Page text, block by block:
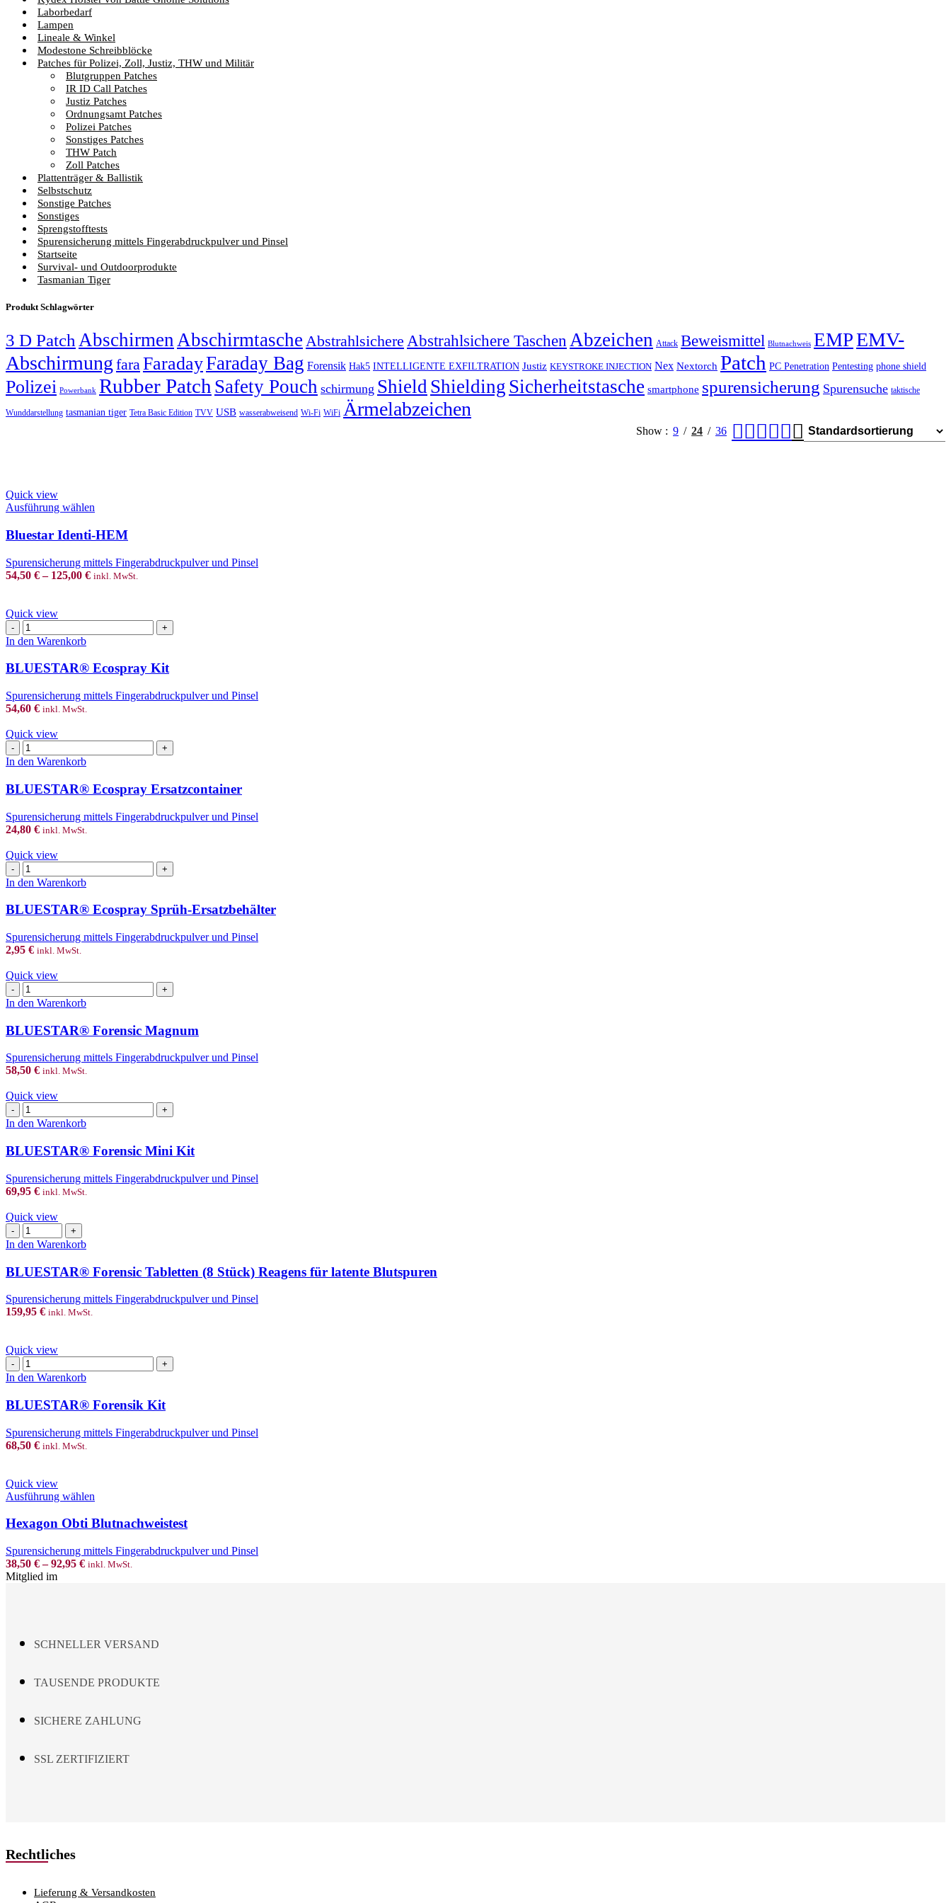
Laborbedarf
Lampen
Lineale & Winkel
Modestone Schreibblöcke
Patches für Polizei, Zoll, Justiz, THW und Militär
Blutgruppen Patches
IR ID Call Patches
Justiz Patches
Ordnungsamt Patches
Polizei Patches
Sonstiges Patches
THW Patch
Zoll Patches
Plattenträger & Ballistik
Selbstschutz
Sonstige Patches
Sonstiges
Sprengstofftests
Spurensicherung mittels Fingerabdruckpulver und Pinsel
Startseite
Survival- und Outdoorprodukte
Tasmanian Tiger
Produkt Schlagwörter
3 D Patch AbschirmenAbschirmtasche Abstrahlsichere Abstrahlsichere TaschenAbzeichen Attack Beweismittel Blutnachweis EMPEMV-
Abschirmung faraFaradayFaraday Bag Forensik Hak5 INTELLIGENTE EXFILTRATION Justiz KEYSTROKE INJECTION Nex Nextorch Patch PC Penetration Pentesting phone shield
Polizei Powerbank Rubber Patch Safety Pouch schirmung ShieldShielding Sicherheitstasche smartphone spurensicherung Spurensuche taktische
Wunddarstellung tasmanian tiger Tetra Basic Edition TVV USB wasserabweisend Wi-Fi WiFi Ärmelabzeichen
Show 9 24 36
Quick view
Ausführung wählen
has
multiple
variants.
The
options
chosen
on
page
Bluestar Identi-HEM
Spurensicherung mittels Fingerabdruckpulver und Pinsel
54,50 €– 125,00 € inkl. MwSt.
Quick view
BLUESTAR®
Ecospray
Menge
In den Warenkorb
BLUESTAR® Ecospray Kit
Spurensicherung mittels Fingerabdruckpulver und Pinsel
54,60 € inkl. MwSt.
Quick view
BLUESTAR®
Ecospray
Menge
In den Warenkorb
BLUESTAR® Ecospray Ersatzcontainer
Spurensicherung mittels Fingerabdruckpulver und Pinsel
24,80 € inkl. MwSt.
Quick view
BLUESTAR®
Ecospray
Ersatzbehälter
Menge
In den Warenkorb
BLUESTAR® Ecospray Sprüh-Ersatzbehälter
Spurensicherung mittels Fingerabdruckpulver und Pinsel
2,95 € inkl. MwSt.
Quick view
BLUESTAR®
Forensic
Menge
In den Warenkorb
BLUESTAR® Forensic Magnum
Spurensicherung mittels Fingerabdruckpulver und Pinsel
58,50 € inkl. MwSt.
Quick view
BLUESTAR®
Forensic
Kit
Menge
In den Warenkorb
BLUESTAR® Forensic Mini Kit
Spurensicherung mittels Fingerabdruckpulver und Pinsel
69,95 € inkl. MwSt.
Quick view
BLUESTAR®
Forensic
(8
Stück)
Reagens
für
latente
Menge
In den Warenkorb
BLUESTAR® Forensic Tabletten (8 Stück) Reagens für latente Blutspuren
Spurensicherung mittels Fingerabdruckpulver und Pinsel
159,95 € inkl. MwSt.
Quick view
BLUESTAR®
Forensik
Menge
In den Warenkorb
BLUESTAR® Forensik Kit
Spurensicherung mittels Fingerabdruckpulver und Pinsel
68,50 € inkl. MwSt.
Quick view
Ausführung wählen
has
variants.
The
product
Hexagon Obti Blutnachweistest
Spurensicherung mittels Fingerabdruckpulver und Pinsel
38,50 €–92,95 € inkl. MwSt.
Mitglied im
SCHNELLER VERSAND
TAUSENDE PRODUKTE
SICHERE ZAHLUNG
SSL ZERTIFIZIERT
Rechtliches
Lieferung & Versandkosten